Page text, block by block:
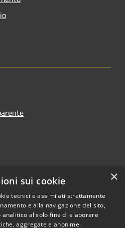
×
sui cookie
tecnici e assimilati strettamente
e alla navigazione del sito,
analitico al solo fine di elaborare
aggregate e anonime.